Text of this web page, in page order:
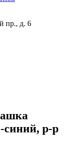
пр., д. 6
синий, р-р